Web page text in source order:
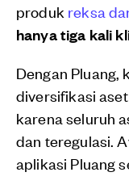
produk reksa
hanya tiga kali
Dengan Pluang,
diversifikasi
karena seluruh
dan teregulasi.
aplikasi Pluang